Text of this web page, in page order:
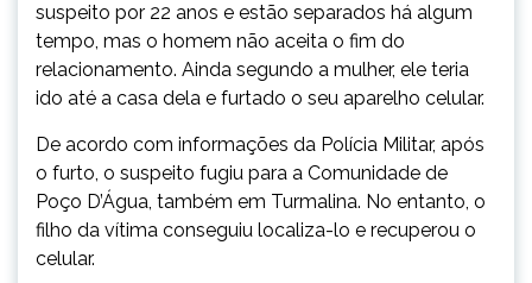
suspeito por 22 anos e estão separados há algum
tempo, mas o homem não aceita o fim do
relacionamento. Ainda segundo a mulher, ele teria
ido até a casa dela e furtado o seu aparelho celular.
De acordo com informações da Polícia Militar, após
o furto, o suspeito fugiu para a Comunidade de
Poço D’Água, também em Turmalina. No entanto, o
filho da vítima conseguiu localiza-lo e recuperou o
celular.